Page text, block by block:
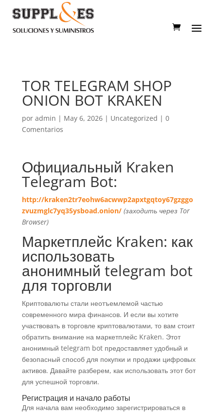
TOR TELEGRAM SHOP
ONION BOT KRAKEN
por admin | May 6, 2026| Uncategorized | 0
Comentarios
Официальный Kraken
Telegram Bot:
http://kraken2tr7eohw6acwwp2apxtgqtoy67gzggo
zvuzmglc7yq35ysboad.onion/ (заходить через Tor
Browser)
Маркетплейс Kraken: как
использовать
анонимный telegram bot
для торговли
Криптовалюты стали неотъемлемой частью
современного мира финансов. И если вы хотите
участвовать в торговле криптовалютами, то вам стоит
обратить внимание на маркетплейс Kraken. Этот
анонимный telegram bot предоставляет удобный и
безопасный способ для покупки и продажи цифровых
активов. Давайте разберем, как использовать этот бот
для успешной торговли.
Регистрация и начало работы
Для начала вам необходимо зарегистрироваться в